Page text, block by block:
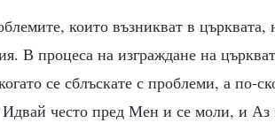
които възникват в църквата,
В процеса на изграждане на
се сблъскате с проблеми, а по-
често пред Мен и се моли, и